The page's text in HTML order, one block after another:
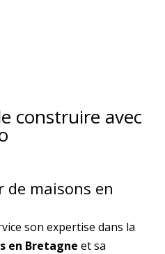
construire avec
de maisons en
son expertise dans la
en Bretagne et sa